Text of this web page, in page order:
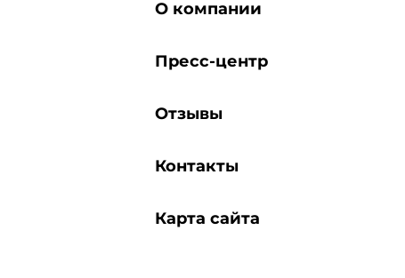
О компании
Пресс-центр
Отзывы
Контакты
Карта сайта